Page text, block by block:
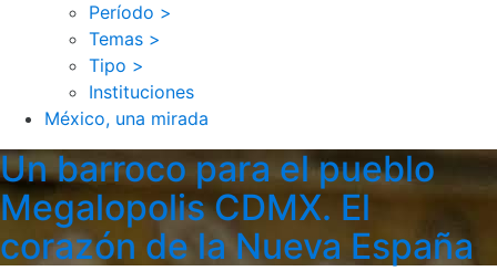
Período >
Temas >
Tipo >
Instituciones
México, una mirada
Un barroco para el pueblo
Megalopolis CDMX. El
corazón de la Nueva España